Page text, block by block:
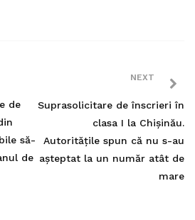
de
să-
de
NEXT
Suprasolicitare de înscrieri în
clasa I la Chișinău.
Autoritățile spun că nu s-au
așteptat la un număr atât de
mare